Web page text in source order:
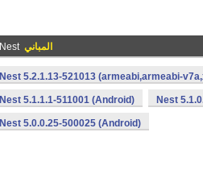
Nest المباني
Nest 5.2.1.13-521013 (armeabi,armeabi-
Nest 5.1.1.1-511001 (Android) Nest
Nest 5.0.0.25-500025 (Android)